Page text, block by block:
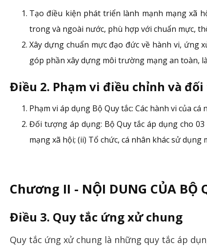
Tạo điều kiện phát triển lành mạnh mạng xã
trong và ngoài nước, phù hợp với chuẩn mực,
Xây dựng chuẩn mực đạo đức về hành vi, ứng
góp phần xây dựng môi trường mạng an toàn,
Điều 2. Phạm vi điều chỉnh và
Phạm vi áp dụng Bộ Quy tắc: Các hành vi của
Đối tượng áp dụng: Bộ Quy tắc áp dụng cho
mạng xã hội; (ii) Tổ chức, cá nhân khác sử
Chương II - NỘI DUNG CỦA BỘ
Điều 3. Quy tắc ứng xử chung
Quy tắc ứng xử chung là những quy tắc áp